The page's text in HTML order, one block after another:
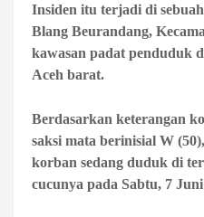
Insiden itu terjadi di
Blang Beurandang,
kawasan padat penduduk
Aceh barat.
Berdasarkan keterangan
saksi mata berinisial W
korban sedang duduk di
cucunya pada Sabtu, 7